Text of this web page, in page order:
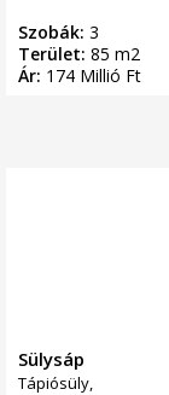
Szobák: 3
Terület: 85 m2
Ár: 174 Millió Ft
Sülysáp
Tápiósüly,